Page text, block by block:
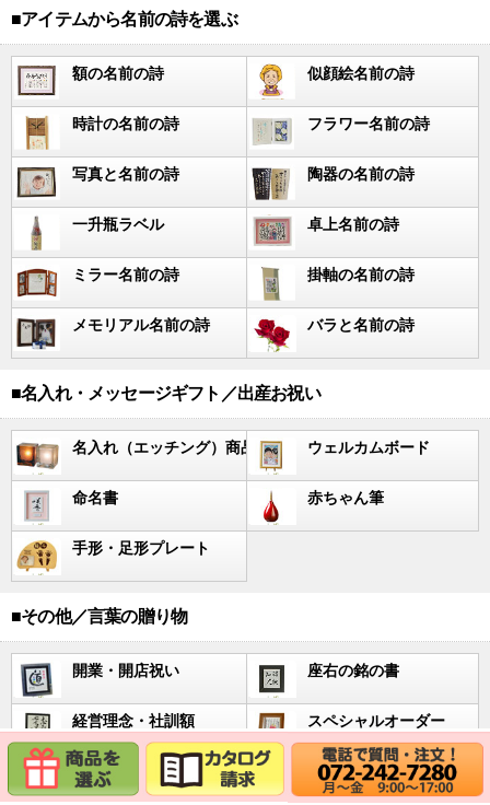
■アイテムから名前の詩を選ぶ
額の名前の詩 似顔絵名前の詩
時計の名前の詩 フラワー名前の詩
写真と名前の詩 陶器の名前の詩
一升瓶ラベル 卓上名前の詩
ミラー名前の詩 掛軸の名前の詩
メモリアル名前の詩 バラと名前の詩
■名入れ・メッセージギフト／出産お祝い
名入れ（エッチング）商品 ウェルカムボード
命名書 赤ちゃん筆
手形・足形プレート
■その他／言葉の贈り物
開業・開店祝い 座右の銘の書
経営理念・社訓額 スペシャルオーダー
書のインテリア 相田みつを